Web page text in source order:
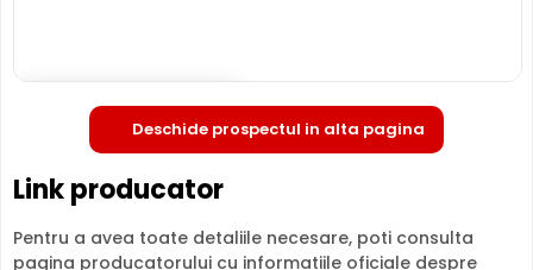
Deschide prospectul in alta pagina
Link producator
Pentru a avea toate detaliile necesare, poti consulta
pagina producatorului cu informatiile oficiale despre